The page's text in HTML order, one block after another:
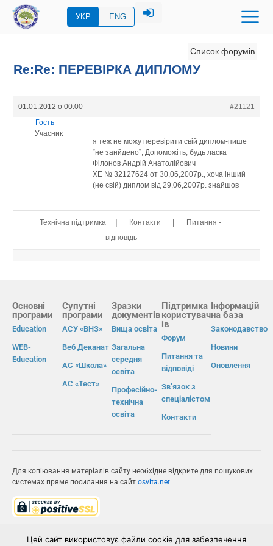
УКР ENG
Список форумів
Re:Re: ПЕРЕВIРКА ДИПЛОМУ
01.01.2012 о 00:00
#21121
Гость
Учасник
я теж не можу перевірити свій диплом-пише
“не занйдено”, Допоможіть, будь ласка
Філонов Андрій Анатолійович
ХЕ № 32127624 от 30,06,2007р., хоча інший
(не свій) диплом від 29,06,2007р. знайшов
Технічна підтримка | Контакти |
Питання -
відповідь
Основні
програми
Education
WEB-
Education
Супутні
програми
АСУ «ВНЗ»
Веб Деканат
АС «Школа»
АС «Тест»
Зразки
документів
Вища освіта
Загальна
середня
освіта
Професійно-
технічна
освіта
Підтримка
користувач
ів
Форум
Питання та
відповіді
Зв’язок з
спеціалістом
Контакти
Інформацій
на база
Законодавство
Новини
Оновлення
Для копіювання матеріалів сайту необхідне відкрите для пошукових
системах пряме посилання на сайт osvita.net.
Цей сайт використовує файли cookie для забезпечення